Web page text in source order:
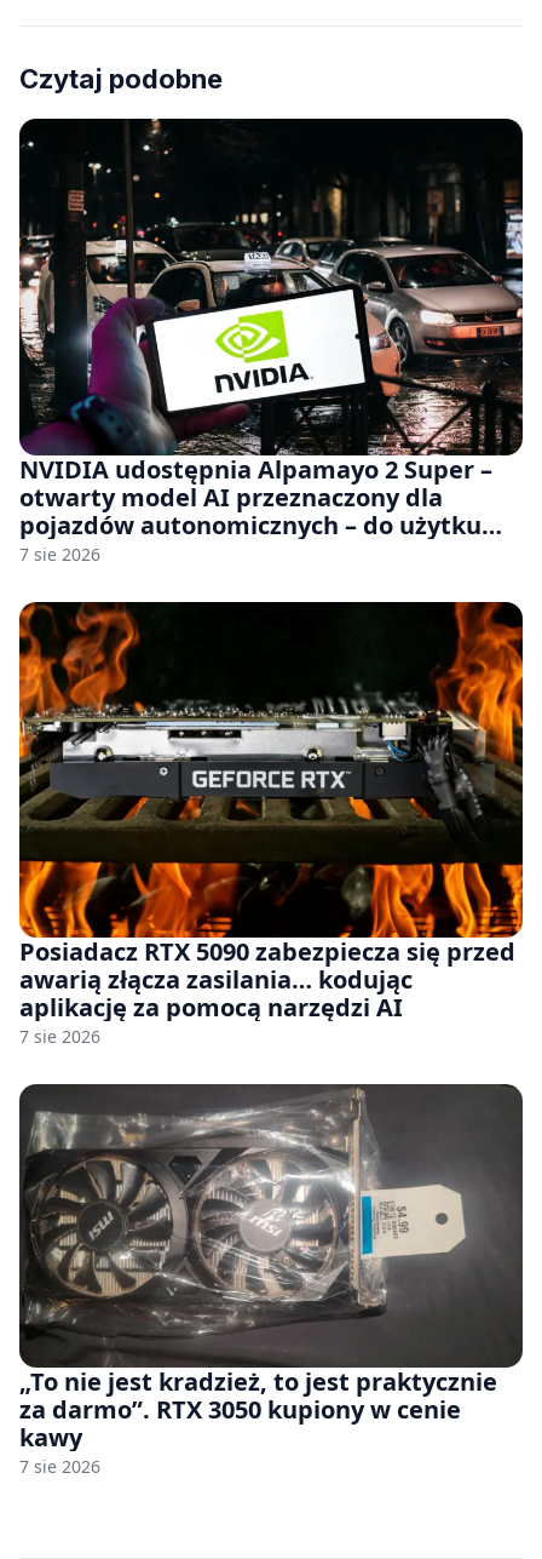
Czytaj podobne
NVIDIA udostępnia Alpamayo 2 Super –
otwarty model AI przeznaczony dla
pojazdów autonomicznych – do użytku
komercyjnego
7 sie 2026
Posiadacz RTX 5090 zabezpiecza się przed
awarią złącza zasilania… kodując
aplikację za pomocą narzędzi AI
7 sie 2026
„To nie jest kradzież, to jest praktycznie
za darmo”. RTX 3050 kupiony w cenie
kawy
7 sie 2026